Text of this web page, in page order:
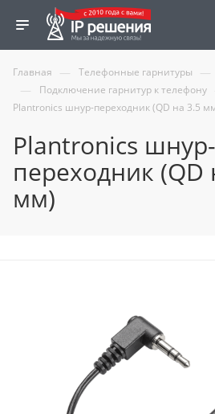
Главная — Телефонные гарнитуры —
— Подключение гарнитур к телефону
Plantronics шнур-переходник (QD на 3.5
Plantronics шнур-
переходник (QD
мм)